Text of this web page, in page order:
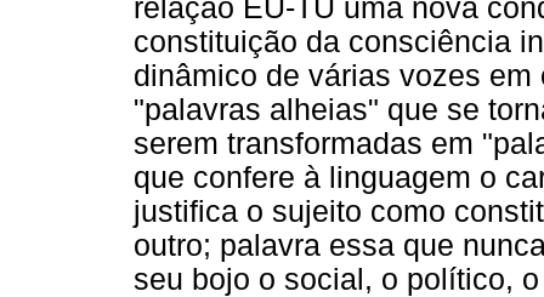
relação EU-TU uma nova
constituição da consciência
dinâmico de várias vozes
"palavras alheias" que se
serem transformadas em
que confere à linguagem o
justifica o sujeito como
outro; palavra essa que
seu bojo o social, o político,